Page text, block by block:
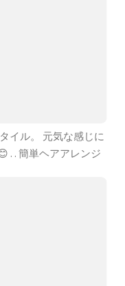
イル。 元気な感じに
. . 簡単ヘアアレンジ